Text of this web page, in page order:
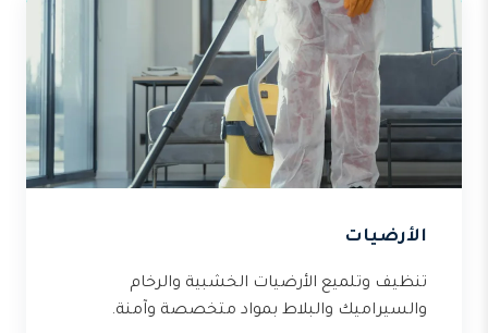
الأرضيات
تنظيف وتلميع الأرضيات الخشبية والرخام
والسيراميك والبلاط بمواد متخصصة وآمنة.